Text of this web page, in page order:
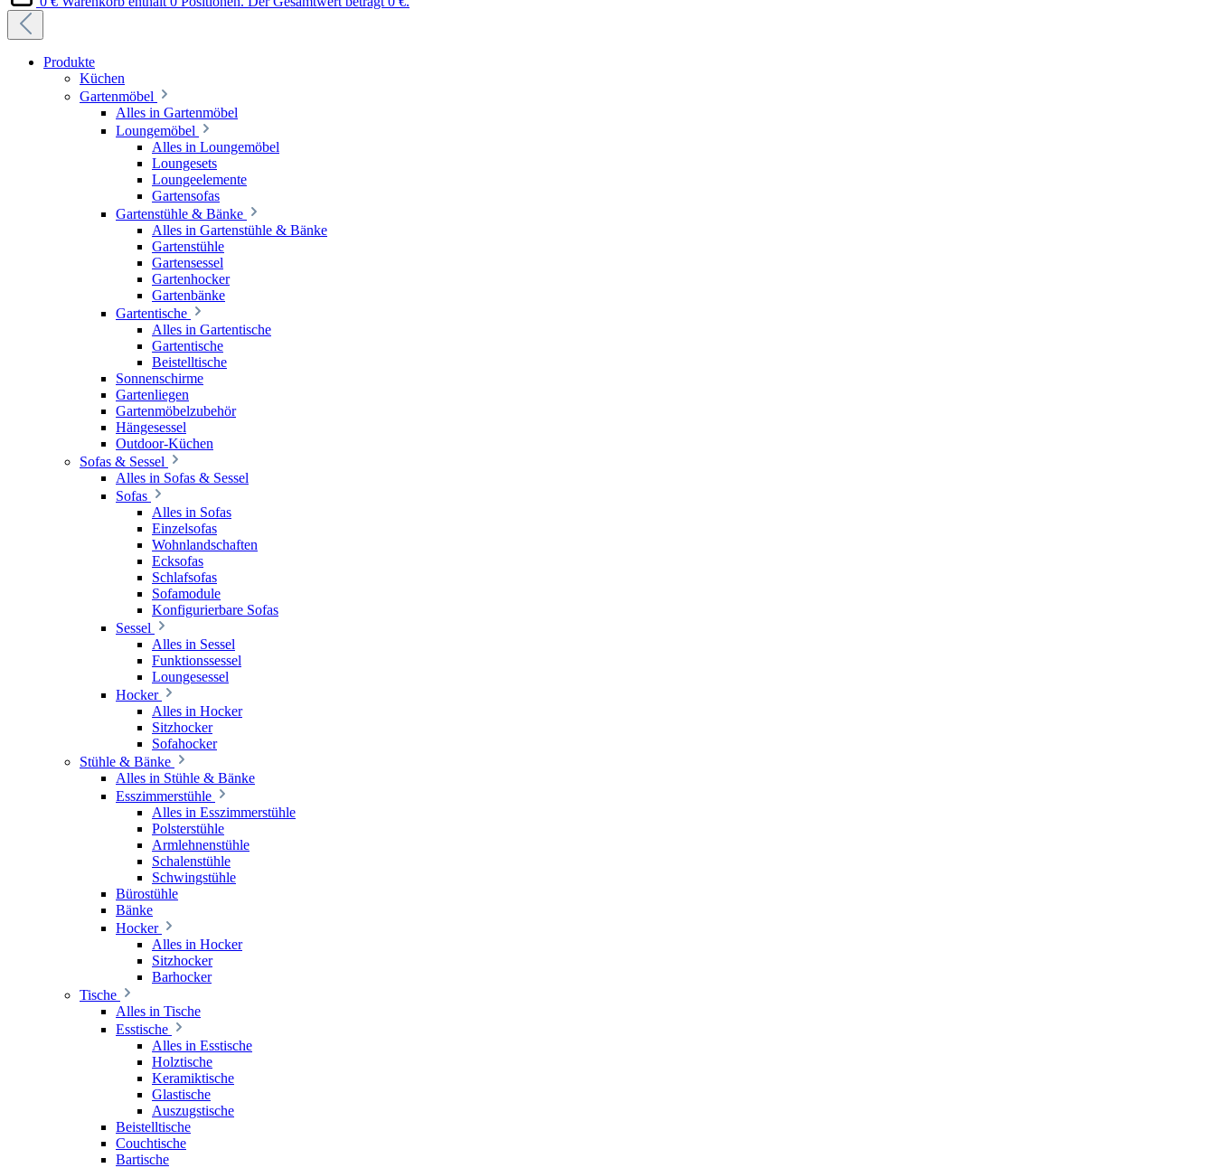
Produkte
Küchen
Gartenmöbel
Alles in Gartenmöbel
Loungemöbel
Alles in Loungemöbel
Loungesets
Loungeelemente
Gartensofas
Gartenstühle & Bänke
Alles in Gartenstühle & Bänke
Gartenstühle
Gartensessel
Gartenhocker
Gartenbänke
Gartentische
Alles in Gartentische
Gartentische
Beistelltische
Sonnenschirme
Gartenliegen
Gartenmöbelzubehör
Hängesessel
Outdoor-Küchen
Sofas & Sessel
Alles in Sofas & Sessel
Sofas
Alles in Sofas
Einzelsofas
Wohnlandschaften
Ecksofas
Schlafsofas
Sofamodule
Konfigurierbare Sofas
Sessel
Alles in Sessel
Funktionssessel
Loungesessel
Hocker
Alles in Hocker
Sitzhocker
Sofahocker
Stühle & Bänke
Alles in Stühle & Bänke
Esszimmerstühle
Alles in Esszimmerstühle
Polsterstühle
Armlehnenstühle
Schalenstühle
Schwingstühle
Bürostühle
Bänke
Hocker
Alles in Hocker
Sitzhocker
Barhocker
Tische
Alles in Tische
Esstische
Alles in Esstische
Holztische
Keramiktische
Glastische
Auszugstische
Beistelltische
Couchtische
Bartische